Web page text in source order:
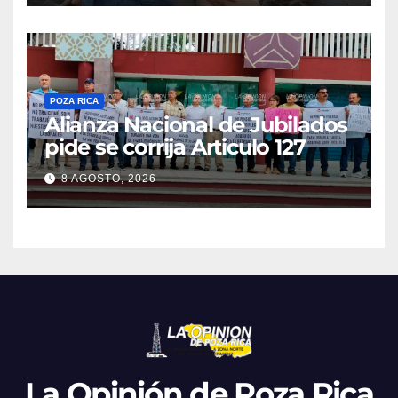
POZA RICA
Alianza Nacional de Jubilados
pide se corrija Articulo 127
8 AGOSTO, 2026